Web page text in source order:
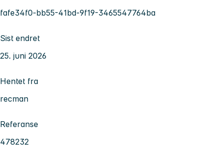
fafe34f0-bb55-41bd-9f19-3465547764ba
Sist endret
25. juni 2026
Hentet fra
recman
Referanse
478232